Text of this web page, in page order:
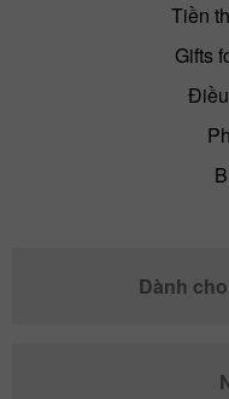
Tiền
Gifts
Dành